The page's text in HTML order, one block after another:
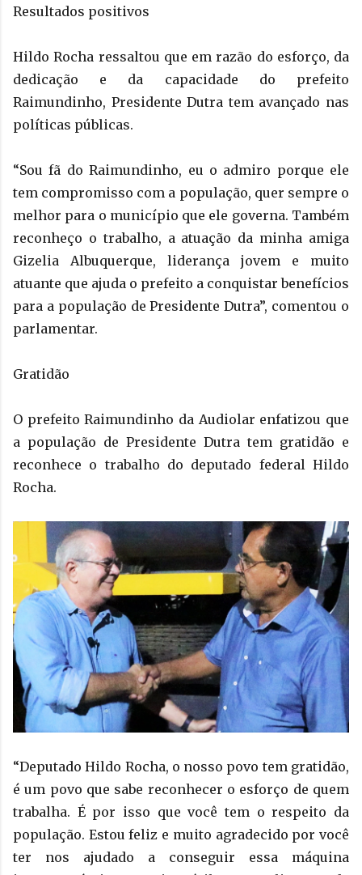
Resultados positivos
Hildo Rocha ressaltou que em razão do esforço, da
dedicação e da capacidade do prefeito
Raimundinho, Presidente Dutra tem avançado nas
políticas públicas.
“Sou fã do Raimundinho, eu o admiro porque ele
tem compromisso com a população, quer sempre o
melhor para o município que ele governa. Também
reconheço o trabalho, a atuação da minha amiga
Gizelia Albuquerque, liderança jovem e muito
atuante que ajuda o prefeito a conquistar benefícios
para a população de Presidente Dutra”, comentou o
parlamentar.
Gratidão
O prefeito Raimundinho da Audiolar enfatizou que
a população de Presidente Dutra tem gratidão e
reconhece o trabalho do deputado federal Hildo
Rocha.
“Deputado Hildo Rocha, o nosso povo tem gratidão,
é um povo que sabe reconhecer o esforço de quem
trabalha. É por isso que você tem o respeito da
população. Estou feliz e muito agradecido por você
ter nos ajudado a conseguir essa máquina